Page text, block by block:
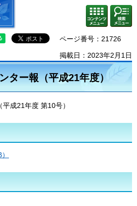
ー
コンテ
ンツメ
ニュー
検索・
共通メ
ニュー
ページ番号：21726
掲載日：2023年2月1日
ター報（平成21年度）
成21年度 第10号）